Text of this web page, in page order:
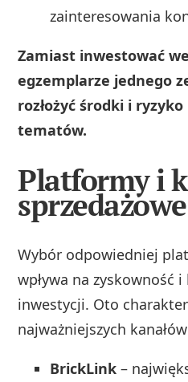
zainteresowania
Zamiast inwestować
egzemplarze jednego
rozłożyć środki i
tematów.
Platformy i
sprzedażowe
Wybór odpowiedniej
wpływa na zyskowność
inwestycji. Oto
najważniejszych
BrickLink –